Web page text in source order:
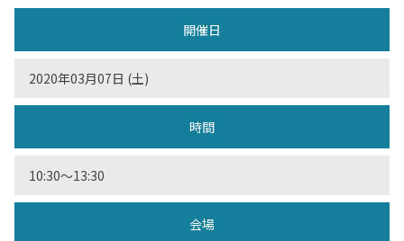
開催日
2020年03月07日 (土)
時間
10:30〜13:30
会場